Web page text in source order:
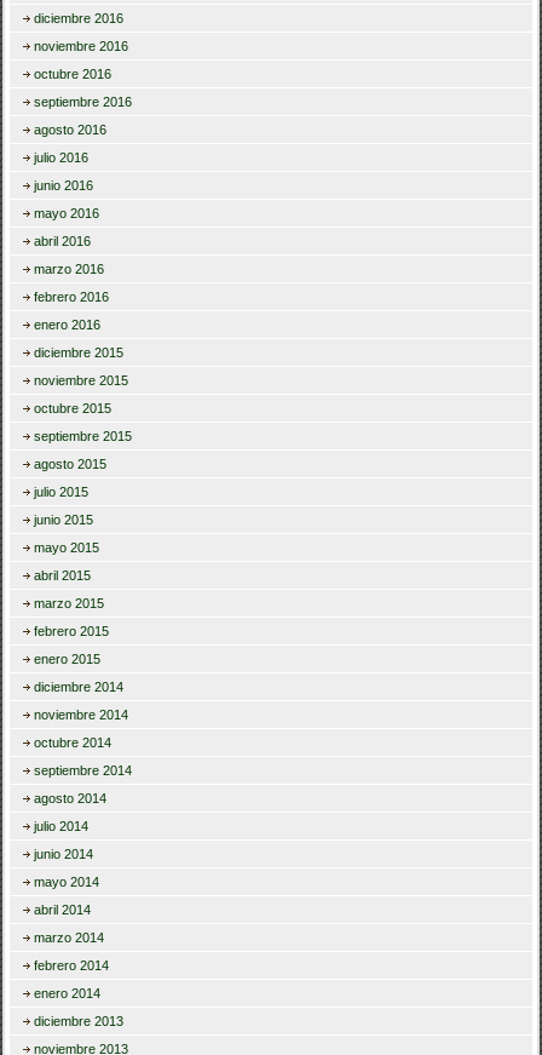
diciembre 2016
noviembre 2016
octubre 2016
septiembre 2016
agosto 2016
julio 2016
junio 2016
mayo 2016
abril 2016
marzo 2016
febrero 2016
enero 2016
diciembre 2015
noviembre 2015
octubre 2015
septiembre 2015
agosto 2015
julio 2015
junio 2015
mayo 2015
abril 2015
marzo 2015
febrero 2015
enero 2015
diciembre 2014
noviembre 2014
octubre 2014
septiembre 2014
agosto 2014
julio 2014
junio 2014
mayo 2014
abril 2014
marzo 2014
febrero 2014
enero 2014
diciembre 2013
noviembre 2013